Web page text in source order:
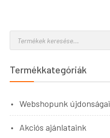
Termékkategóriák
Webshopunk újdonságai
Akciós ajánlataink